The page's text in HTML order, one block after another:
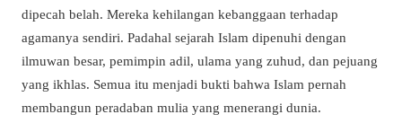
dipecah belah. Mereka kehilangan kebanggaan terhadap
agamanya sendiri. Padahal sejarah Islam dipenuhi dengan
ilmuwan besar, pemimpin adil, ulama yang zuhud, dan pejuang
yang ikhlas. Semua itu menjadi bukti bahwa Islam pernah
membangun peradaban mulia yang menerangi dunia.